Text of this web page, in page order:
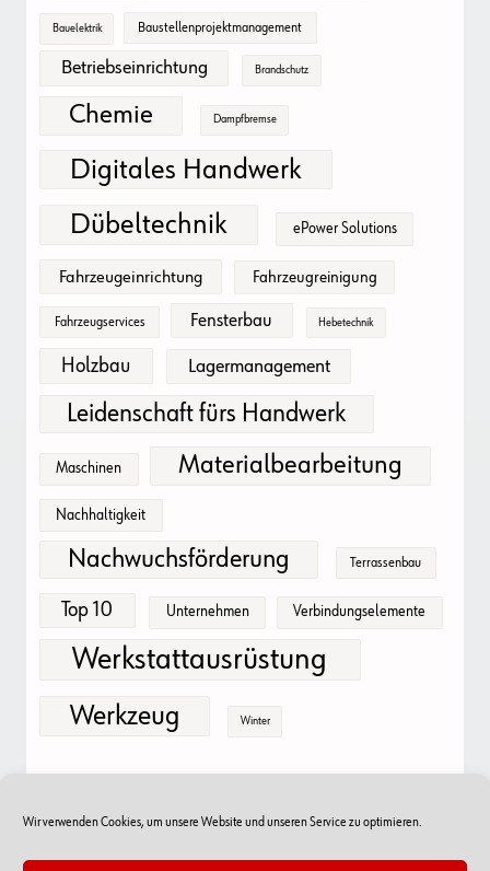
Wir verwenden Cookies, um unsere Website und unseren Service zu optimieren.
Bauelektrik Baustellenprojektmanagement
Betriebseinrichtung Brandschutz
Chemie Dampfbremse
Digitales Handwerk
Dübeltechnik
ePower Solutions
Fahrzeugeinrichtung Fahrzeugreinigung
Fahrzeugservices Fensterbau Hebetechnik
Holzbau Lagermanagement
Leidenschaft fürs Handwerk
Maschinen Materialbearbeitung
Nachhaltigkeit
Nachwuchsförderung Terrassenbau
Top 10 Unternehmen Verbindungselemente
Werkstattausrüstung
Werkzeug Winter